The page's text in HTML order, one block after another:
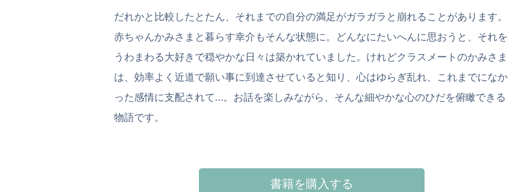
だれかと比較したとたん、それまでの自分の満足がガラガラと崩れることがあります。
赤ちゃんかみさまと暮らす幸介もそんな状態に。どんなにたいへんに思おうと、それを
うわまわる大好きで穏やかな日々は築かれていました。けれどクラスメートのかみさま
は、効率よく近道で願い事に到達させていると知り、心はゆらぎ乱れ、これまでになか
った感情に支配されて…。お話を楽しみながら、そんな細やかな心のひだを俯瞰できる
物語です。
書籍を購入する